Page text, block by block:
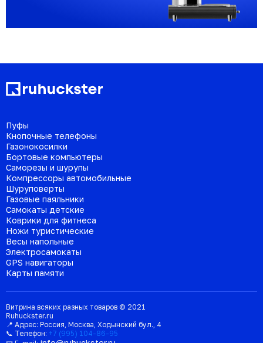
Пуфы
Кнопочные телефоны
Газонокосилки
Бортовые компьютеры
Саморезы и шурупы
Компрессоры автомобильные
Шуруповерты
Газовые паяльники
Самокаты детские
Коврики для фитнеса
Ножи туристические
Весы напольные
Электросамокаты
GPS навигаторы
Карты памяти
Витрина всяких разных товаров © 2021
Ruhuckster.ru
📍 Адрес: Россия, Москва, Ходынский бул., 4
📞 Телефон: +7 (995) 104-86-95